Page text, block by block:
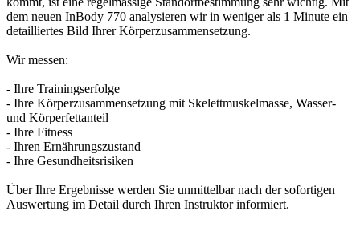
dem neuen InBody 770 analysieren wir in weniger als 1 Minute ein
detailliertes Bild Ihrer Körperzusammensetzung.
Wir messen:
- Ihre Trainingserfolge
- Ihre Körperzusammensetzung mit Skelettmuskelmasse, Wasser-
und Körperfettanteil
- Ihre Fitness
- Ihren Ernährungszustand
- Ihre Gesundheitsrisiken
Über Ihre Ergebnisse werden Sie unmittelbar nach der sofortigen
Auswertung im Detail durch Ihren Instruktor informiert.